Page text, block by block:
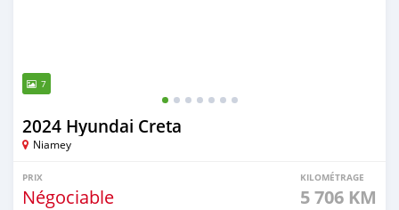
7
2024 Hyundai Creta
Niamey
PRIX
Négociable
KILOMÉTRAGE
5 706 KM